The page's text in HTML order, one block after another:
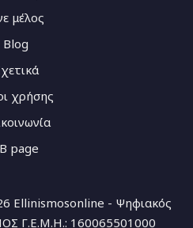
μέλος
Blog
χρήσης
page
Ellinismosonline - Ψηφιακός
Γ.Ε.Μ.Η.: 160065501000